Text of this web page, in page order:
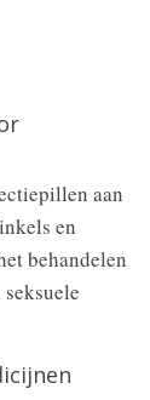
aan
en
behandelen